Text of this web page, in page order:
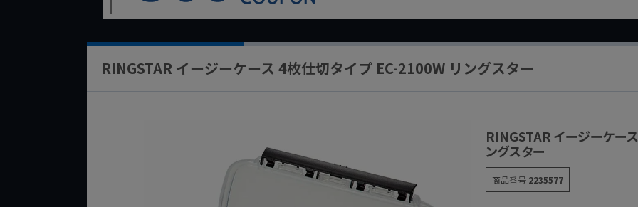
RINGSTAR イージーケース 4枚仕切タイプ EC-2100W リングスター
RINGSTAR イージーケー
ングスター
商品番号 2235577